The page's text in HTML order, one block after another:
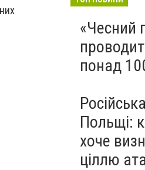
«Чесний
понад
Польщі:
хоче
ціллю